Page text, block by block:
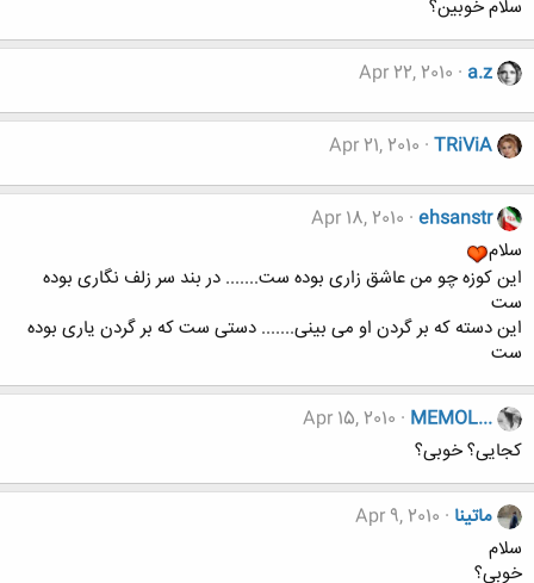
سلام خوبین؟
a.z
Apr 22, 2010
TRiViA
Apr 21, 2010
ehsanstr
Apr 18, 2010
سلام
این کوزه چو من عاشق زاری بوده ست....... در بند سر زلف نگاری بوده
ست
این دسته که بر گردن او می بینی....... دستی ست که بر گردن یاری بوده
ست
MEMOL...
Apr 15, 2010
کجایی؟ خوبی؟
ماتینا Apr 9, 2010
سلام
خوبی؟